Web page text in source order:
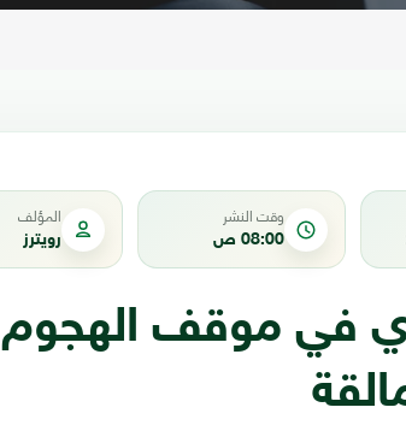
وقت النشر
08:00 ص
المؤلف
رويترز
في موقف الهجوم